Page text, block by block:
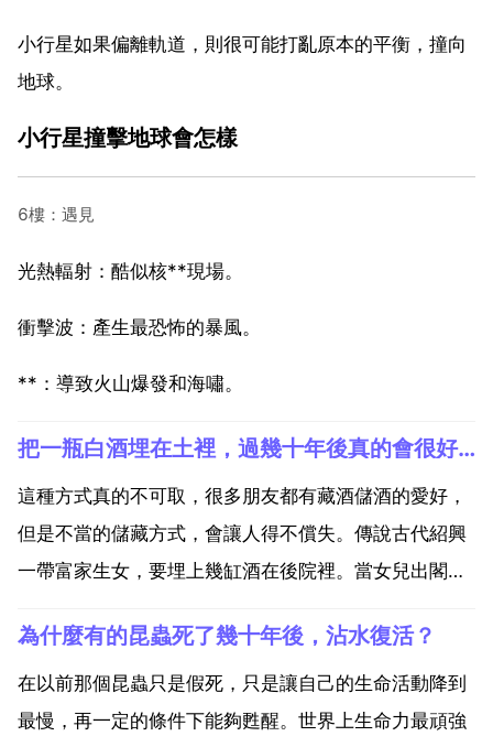
小行星如果偏離軌道，則很可能打亂原本的平衡，撞向
地球。
小行星撞擊地球會怎樣
6樓：遇見
光熱輻射：酷似核**現場。
衝擊波：產生最恐怖的暴風。
**：導致火山爆發和海嘯。
把一瓶白酒埋在土裡，過幾十年後真的會很好喝嗎
這種方式真的不可取，很多朋友都有藏酒儲酒的愛好，
但是不當的儲藏方式，會讓人得不償失。傳說古代紹興
一帶富家生女，要埋上幾缸酒在後院裡。當女兒出閣之
故事太美，很多人爭先恐後將家中好酒埋進土裡，等著
將來收穫一罈瓊漿玉液。小時候在農村，好幾位鄰居都
失望而終。...
為什麼有的昆蟲死了幾十年後，沾水復活？
在以前那個昆蟲只是假死，只是讓自己的生命活動降到
最慢，再一定的條件下能夠甦醒。世界上生命力最頑強